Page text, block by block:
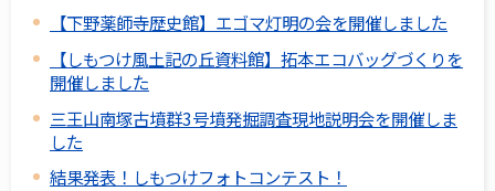
【下野薬師寺歴史館】エゴマ灯明の会を開催しました
【しもつけ風土記の丘資料館】拓本エコバッグづくりを
開催しました
三王山南塚古墳群3号墳発掘調査現地説明会を開催しま
した
結果発表！しもつけフォトコンテスト！